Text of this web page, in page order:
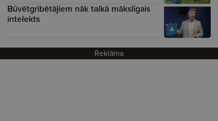
A
Būvētgribētājiem nāk talkā mākslīgais
intelekts
Reklāma